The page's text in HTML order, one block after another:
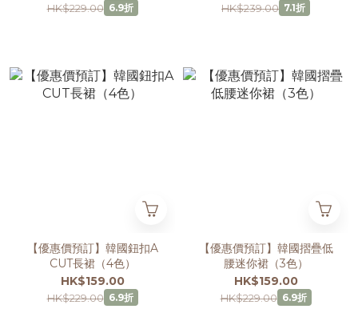
HK$229.00 6.9折 HK$239.00 7.1折
【優惠價預訂】韓國鈕扣A
CUT長裙（4色）
HK$159.00
HK$229.00 6.9折
【優惠價預訂】韓國摺疊低
腰迷你裙（3色）
HK$159.00
HK$229.00 6.9折